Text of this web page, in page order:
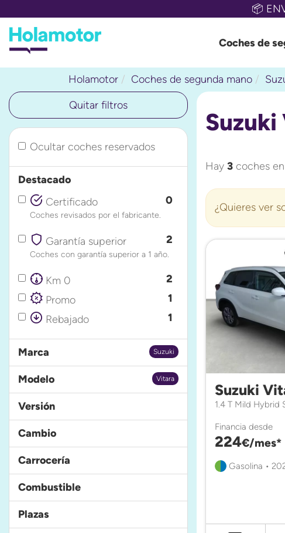
📦
Coches de
Holamotor Coches de segunda mano
Suzuki
Hay 3 coches
¿Quieres ver
Suzuki
1.4 T Mild Hybrid
Financia desde
224€/mes*
Gasolina •
Quitar filtros
Ocultar coches reservados
Destacado
Certificado
0
Coches revisados por el fabricante.
Garantía superior 2
Coches con garantía superior a 1 año.
Km 0
2
Promo
1
Rebajado
1
Suzuki
Marca
Vitara
Modelo
Versión
Cambio
Carrocería
Combustible
Plazas